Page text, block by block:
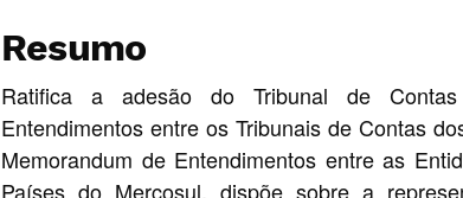
Resumo
Ratifica a adesão do Tribunal de
Entendimentos entre os Tribunais de Contas
Memorandum de Entendimentos entre as
Países do Mercosul, dispõe sobre a